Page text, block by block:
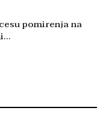
pomirenja na